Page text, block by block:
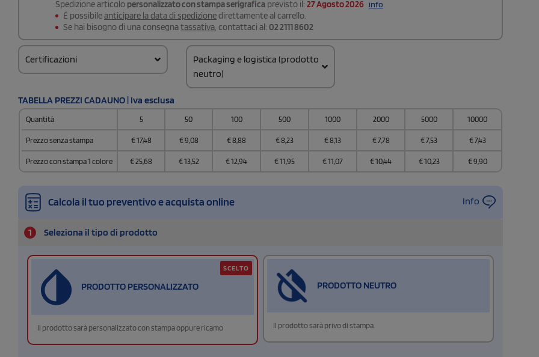
Spedizione articolo personalizzato con stampa serigrafica previsto il: 27 Agosto 2026 info
É possibileanticipare la data di spedizionedirettamente al carrello.
Se hai bisogno di una consegnatassativa , contattaci al: 02 2111 8602
Certificazioni
Packaging e logistica (prodotto
neutro)
TABELLA PREZZI CADAUNO | Iva esclusa
Quantità 5 50 100 500 1000 2000 5000 10000
Prezzo senza stampa €17,48 €9,08 €8,88 €8,23 €8,13 €7,78 €7,53 €7,43
Prezzo con stampa 1 colore €25,68 €13,52 €12,94 €11,95 €11,07 €10,44 €10,23 €9,90
Calcola il tuo preventivo e acquista online Info
1 Seleziona il tipo di prodotto
PRODOTTO PERSONALIZZATO
Il prodotto sarà personalizzato con stampa oppure ricamo
SCELTO
PRODOTTO NEUTRO
Il prodotto sarà privo di stampa.